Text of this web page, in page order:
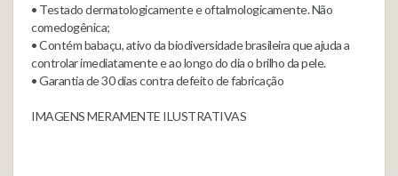
• Testado dermatologicamente e oftalmologicamente. Não
comedogênica;
• Contém babaçu, ativo da biodiversidade brasileira que ajuda a
controlar imediatamente e ao longo do dia o brilho da pele.
• Garantia de 30 dias contra defeito de fabricação
IMAGENS MERAMENTE ILUSTRATIVAS